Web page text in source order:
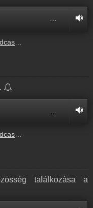
e6a89c8a0fd3.mp3
4ade7b477246.mp3
találkozása a